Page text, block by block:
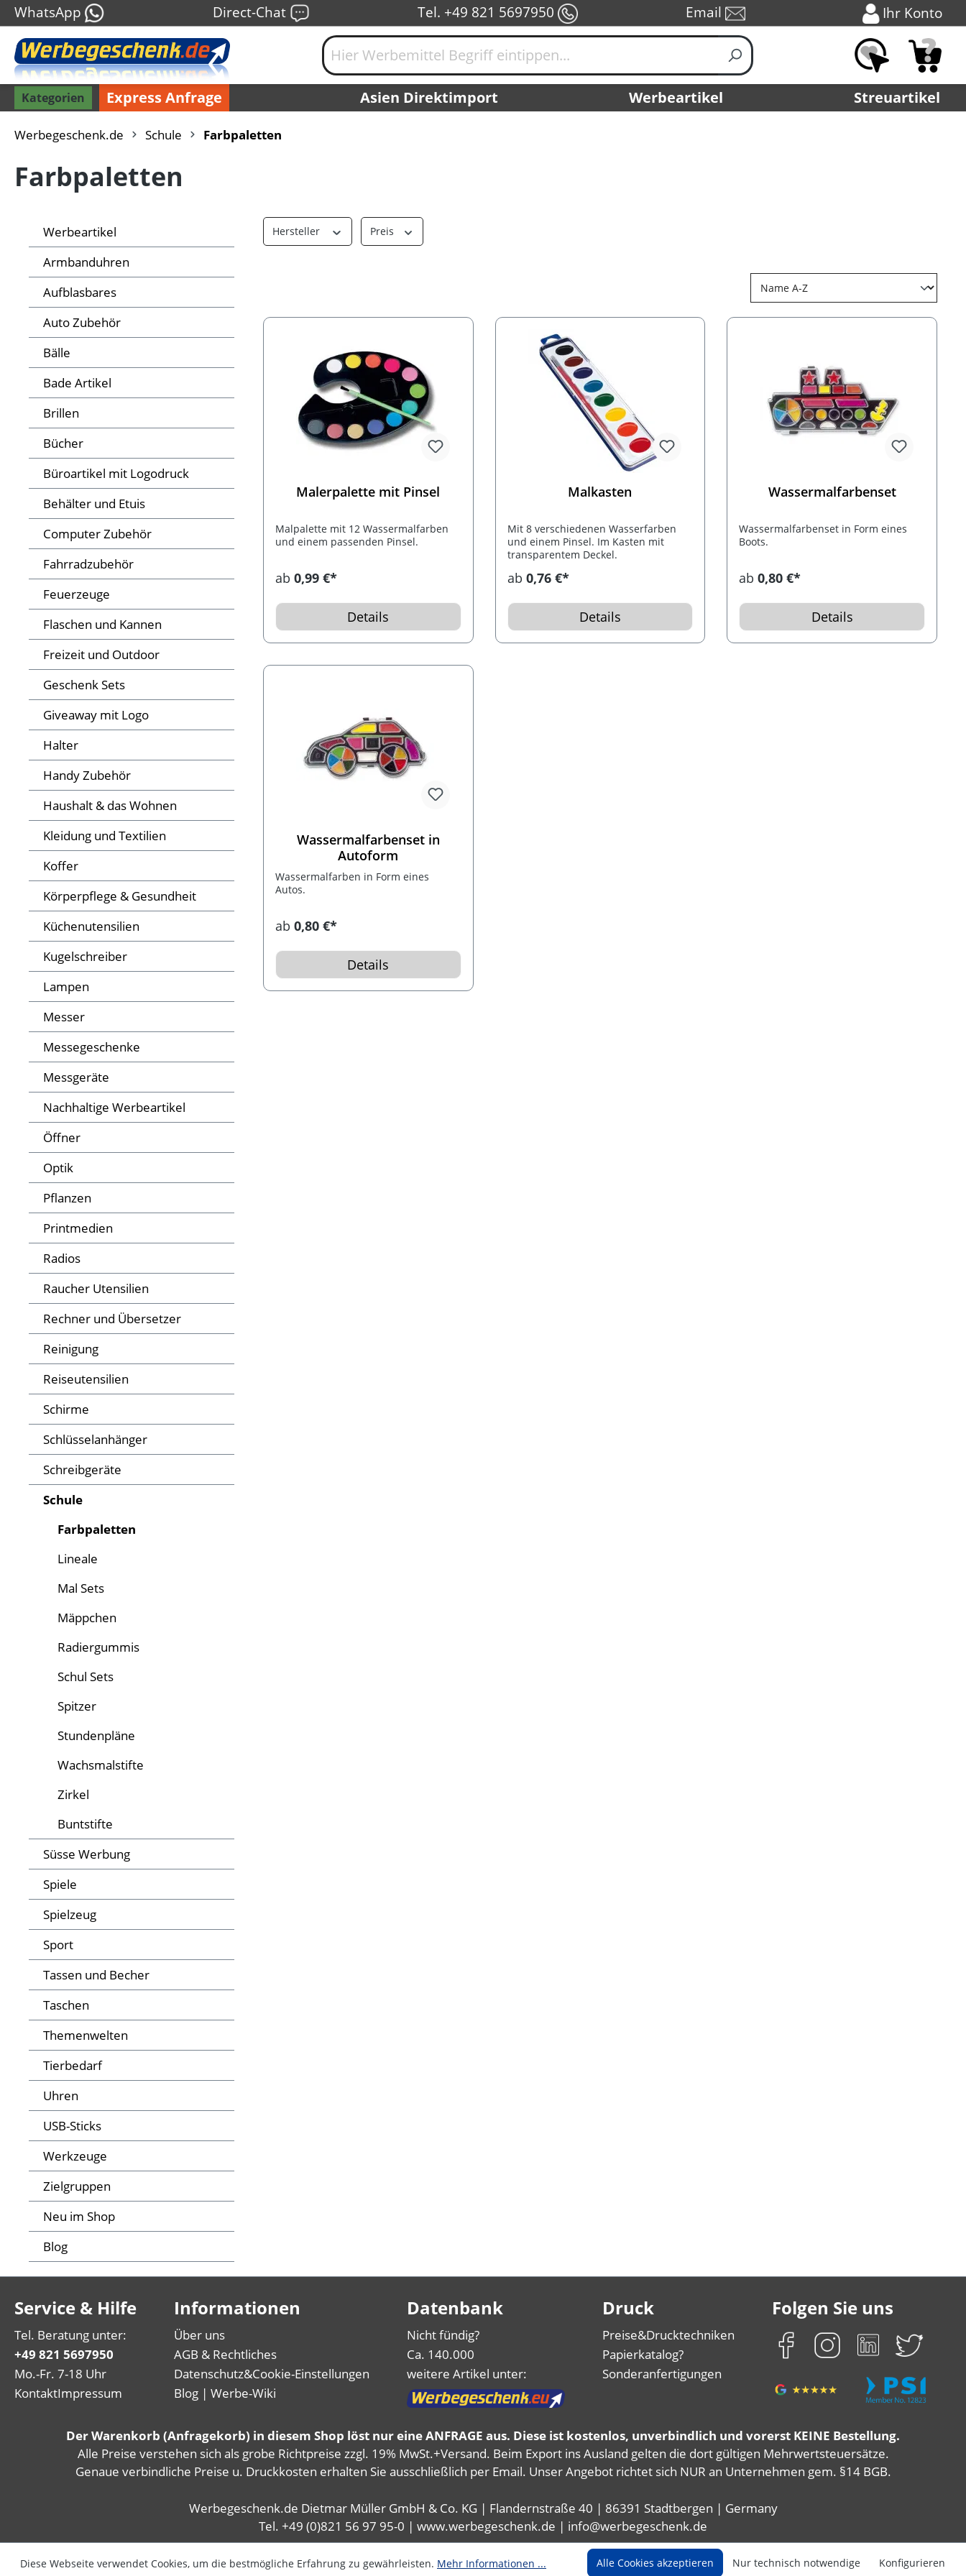
WhatsApp Direct-Chat Tel. +49 821 5697950 Email Ihr Konto
Kategorien Express Anfrage Asien Direktimport Werbeartikel Streuartikel
Werbegeschenk.de Schule Farbpaletten
Farbpaletten
Werbeartikel
Armbanduhren
Aufblasbares
Auto Zubehör
Bälle
Bade Artikel
Brillen
Bücher
Büroartikel mit Logodruck
Behälter und Etuis
Computer Zubehör
Fahrradzubehör
Feuerzeuge
Flaschen und Kannen
Freizeit und Outdoor
Geschenk Sets
Giveaway mit Logo
Halter
Handy Zubehör
Haushalt & das Wohnen
Kleidung und Textilien
Koffer
Körperpflege & Gesundheit
Küchenutensilien
Kugelschreiber
Lampen
Messer
Messegeschenke
Messgeräte
Nachhaltige Werbeartikel
Öffner
Optik
Pflanzen
Printmedien
Radios
Raucher Utensilien
Rechner und Übersetzer
Reinigung
Reiseutensilien
Schirme
Schlüsselanhänger
Schreibgeräte
Schule
Farbpaletten
Lineale
Mal Sets
Mäppchen
Radiergummis
Schul Sets
Spitzer
Stundenpläne
Wachsmalstifte
Zirkel
Buntstifte
Süsse Werbung
Spiele
Spielzeug
Sport
Tassen und Becher
Taschen
Themenwelten
Tierbedarf
Uhren
USB-Sticks
Werkzeuge
Zielgruppen
Neu im Shop
Blog
Hersteller Preis
Malerpalette mit Pinsel
Malpalette mit 12 Wassermalfarben
und einem passenden Pinsel.
ab 0,99 €*
Details
Malkasten
Mit 8 verschiedenen Wasserfarben
und einem Pinsel. Im Kasten mit
transparentem Deckel.
ab 0,76 €*
Details
Wassermalfarbenset
Wassermalfarbenset in Form eines
Boots.
ab0,80 €*
Details
Wassermalfarbenset in
Autoform
Wassermalfarben in Form eines
Autos.
ab 0,80 €*
Details
Service & Hilfe
Tel. Beratung unter:
+49 821 5697950
Mo.-Fr. 7-18 Uhr
KontaktImpressum
Informationen
Über uns
AGB & Rechtliches
Datenschutz&Cookie-Einstellungen
Blog | Werbe-Wiki
Datenbank
Nicht fündig?
Ca. 140.000
weitere Artikel unter:
Druck
Preise&Drucktechniken
Papierkatalog?
Sonderanfertigungen
Folgen Sie uns
Der Warenkorb (Anfragekorb) in diesem Shop löst nur eine ANFRAGE aus. Diese ist kostenlos, unverbindlich und vorerst KEINE Bestellung.
Alle Preise verstehen sich als grobe Richtpreise zzgl. 19% MwSt.+Versand. Beim Export ins Ausland gelten die dort gültigen Mehrwertsteuersätze.
Genaue verbindliche Preise u. Druckkosten erhalten Sie ausschließlich per Email. Unser Angebot richtet sich NUR an Unternehmen gem. §14 BGB.
Werbegeschenk.de Dietmar Müller GmbH & Co. KG | Flandernstraße 40 | 86391 Stadtbergen | Germany
Tel. +49 (0)821 56 97 95-0 | www.werbegeschenk.de | info@werbegeschenk.de
Diese Webseite verwendet Cookies, um die bestmögliche Erfahrung zu gewährleisten. Mehr Informationen ... Alle Cookies akzeptieren Nur technisch notwendige Konfigurieren